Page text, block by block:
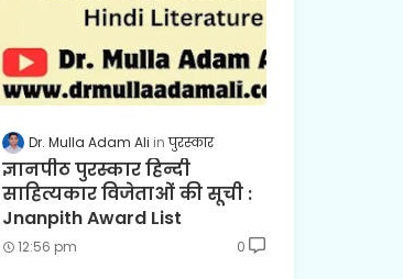
Dr. Mulla Adam Ali पुरस्कार
ज्ञानपीठ पुरस्कार हिन्दी
साहित्यकार विजेताओं की सूची :
Jnanpith Award List
12:56 pm 0